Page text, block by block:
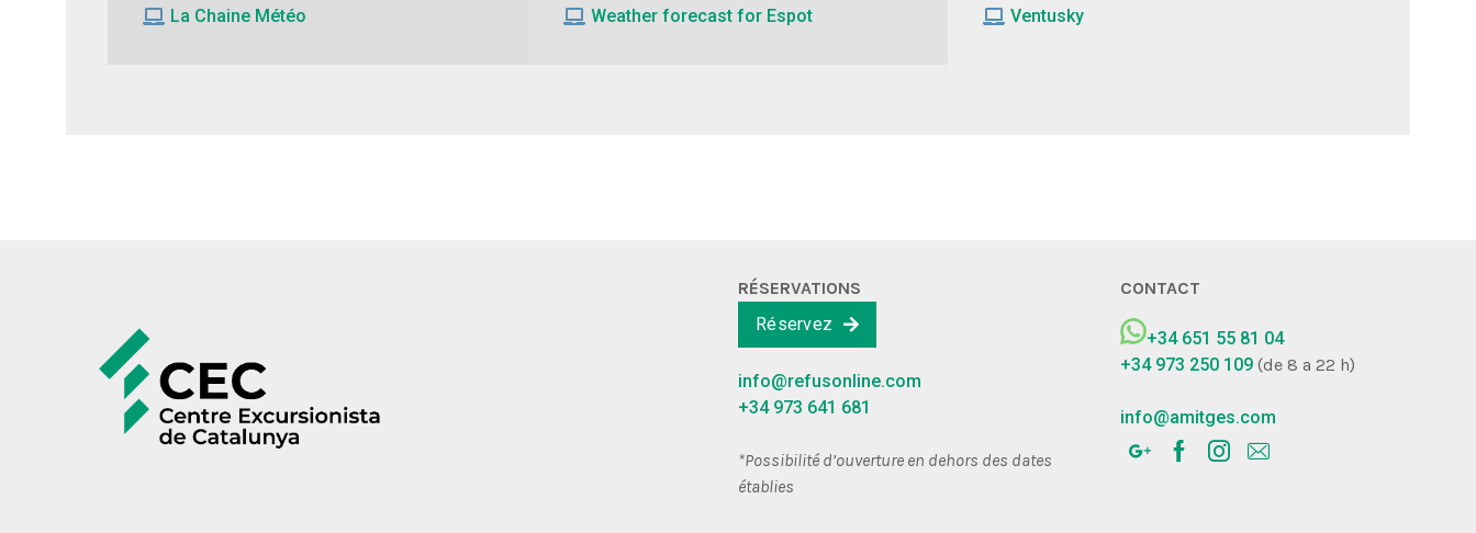
La Chaine Météo Weather forecast for Espot Ventusky
RÉSERVATIONS
Réservez
info@refusonline.com
+34 973 641 681
*Possibilité d’ouverture en dehors des dates
établies
CONTACT
+34 651 55 81 04
+34 973 250 109 (de 8 a 22 h)
info@amitges.com